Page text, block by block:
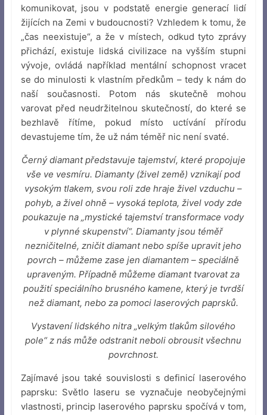
komunikovat, jsou v podstatě energie generací lidí
žijících na Zemi v budoucnosti? Vzhledem k tomu, že
„čas neexistuje“, a že v místech, odkud tyto zprávy
přichází, existuje lidská civilizace na vyšším stupni
vývoje, ovládá například mentální schopnost vracet
se do minulosti k vlastním předkům – tedy k nám do
naší současnosti. Potom nás skutečně mohou
varovat před neudržitelnou skutečností, do které se
bezhlavě řítíme, pokud místo uctívání přírodu
devastujeme tím, že už nám téměř nic není svaté.
Černý diamant představuje tajemství, které propojuje
vše ve vesmíru. Diamanty (živel země) vznikají pod
vysokým tlakem, svou roli zde hraje živel vzduchu –
pohyb, a živel ohně – vysoká teplota, živel vody zde
poukazuje na „mystické tajemství transformace vody
v plynné skupenství“. Diamanty jsou téměř
nezničitelné, zničit diamant nebo spíše upravit jeho
povrch – můžeme zase jen diamantem – speciálně
upraveným. Případně můžeme diamant tvarovat za
použití speciálního brusného kamene, který je tvrdší
než diamant, nebo za pomoci laserových paprsků.
Vystavení lidského nitra „velkým tlakům silového
pole“ z nás může odstranit neboli obrousit všechnu
povrchnost.
Zajímavé jsou také souvislosti s definicí laserového
paprsku: Světlo laseru se vyznačuje neobyčejnými
vlastnosti, princip laserového paprsku spočívá v tom,